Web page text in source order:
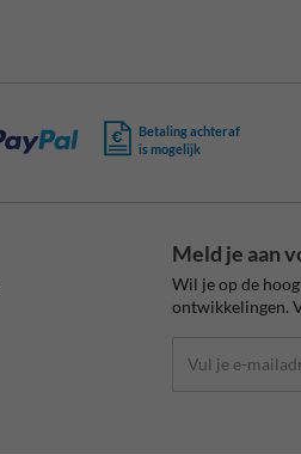
Betaling achteraf
is mogelijk
Meld je aan
Wil je op de
ontwikkelingen.